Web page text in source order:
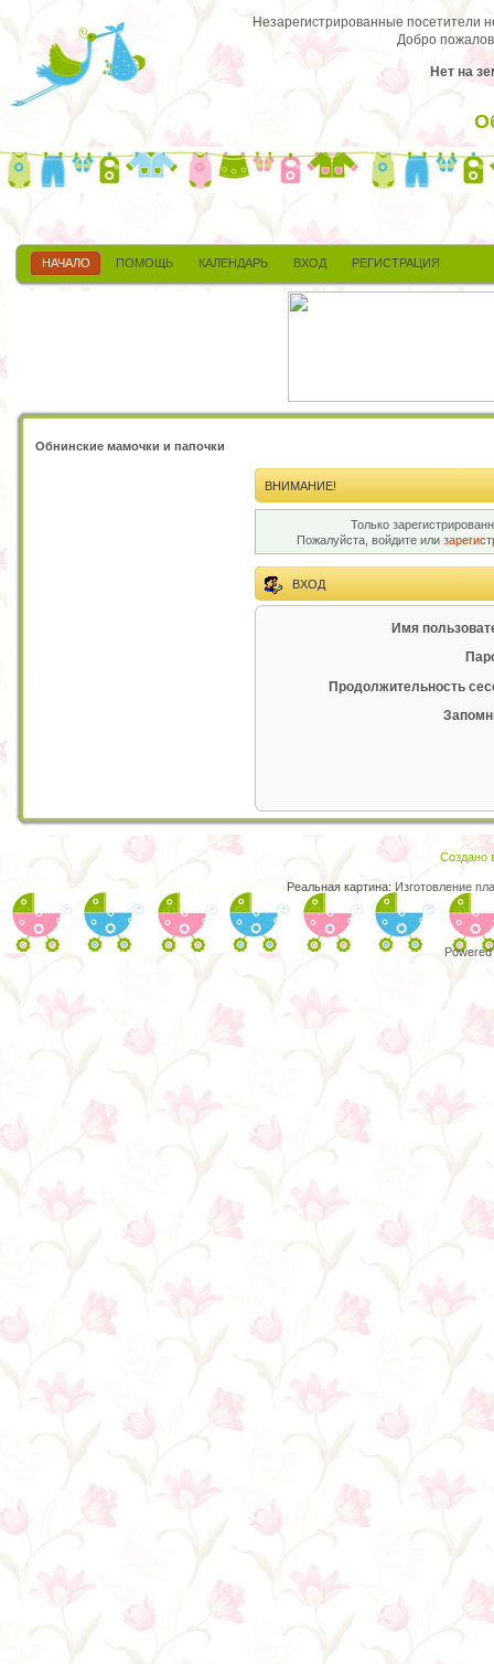
Незарегистрированные посетители
Добро
Нет на
НАЧАЛО ПОМОЩЬ КАЛЕНДАРЬ ВХОД РЕГИСТРАЦИЯ
Обнинские мамочки и папочки
ВНИМАНИЕ!
Только
Пожалуйста, войдите или
ВХОД
Имя
Продолжительность
Создано
Реальная картина: Изготовление